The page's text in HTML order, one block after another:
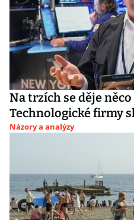
Na trzích se děje
Technologické firmy
Názory a analýzy